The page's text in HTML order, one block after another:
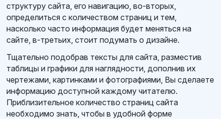
структуру сайта, его навигацию, во-вторых,
определиться с количеством страниц и тем,
насколько часто информация будет меняться на
сайте, в-третьих, стоит подумать о дизайне.
Тщательно подобрав тексты для сайта, разместив
таблицы и графики для наглядности, дополнив их
чертежами, картинками и фотографиями, Вы сделаете
информацию доступной каждому читателю.
Приблизительное количество страниц сайта
необходимо знать, чтобы в удобной форме